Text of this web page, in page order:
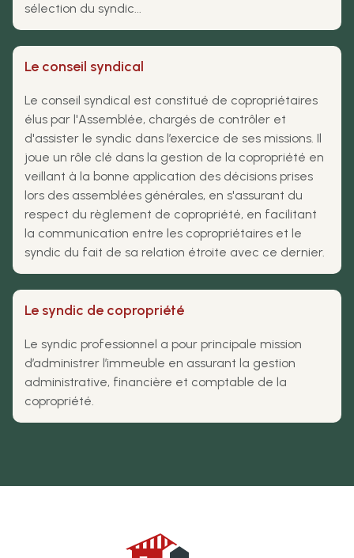
sélection du syndic...
Le conseil syndical
Le conseil syndical est constitué de copropriétaires
élus par l'Assemblée, chargés de contrôler et
d'assister le syndic dans l’exercice de ses missions. Il
joue un rôle clé dans la gestion de la copropriété en
veillant à la bonne application des décisions prises
lors des assemblées générales, en s'assurant du
respect du règlement de copropriété, en facilitant
la communication entre les copropriétaires et le
syndic du fait de sa relation étroite avec ce dernier.
Le syndic de copropriété
Le syndic professionnel a pour principale mission
d’administrer l’immeuble en assurant la gestion
administrative, financière et comptable de la
copropriété.